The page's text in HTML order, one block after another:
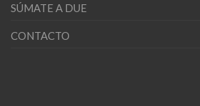
SÚMATE A DUE
CONTACTO